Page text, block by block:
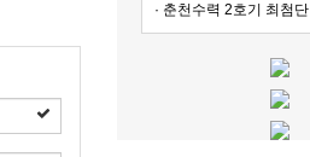
· 춘천수력 2호기 최첨단 시설 교체, 연간 11여 억원 수익 추가 확보